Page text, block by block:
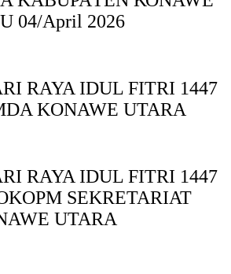
04/April 2026
RAYA IDUL FITRI 1447
KONAWE UTARA
RAYA IDUL FITRI 1447
SEKRETARIAT
UTARA